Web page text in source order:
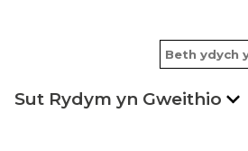
Sut Rydym yn Gweithio